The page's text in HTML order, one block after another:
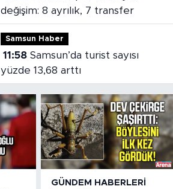
değişim: 8 ayrılık, 7 transfer
Samsun Haber
11:58Samsun’da turist sayısı
yüzde 13,68 arttı
GÜNDEM HABERLERI